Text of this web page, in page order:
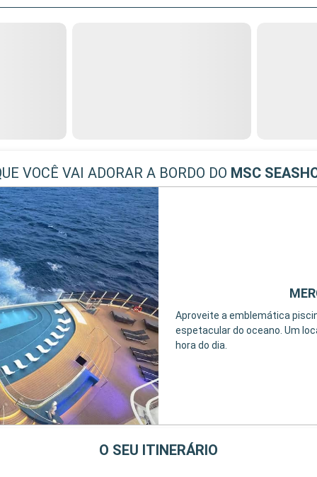
VOCÊ VAI ADORAR A BORDO DO MSC
Aproveite a emblemática
espetacular do oceano. Um
hora do dia.
O SEU ITINERÁRIO